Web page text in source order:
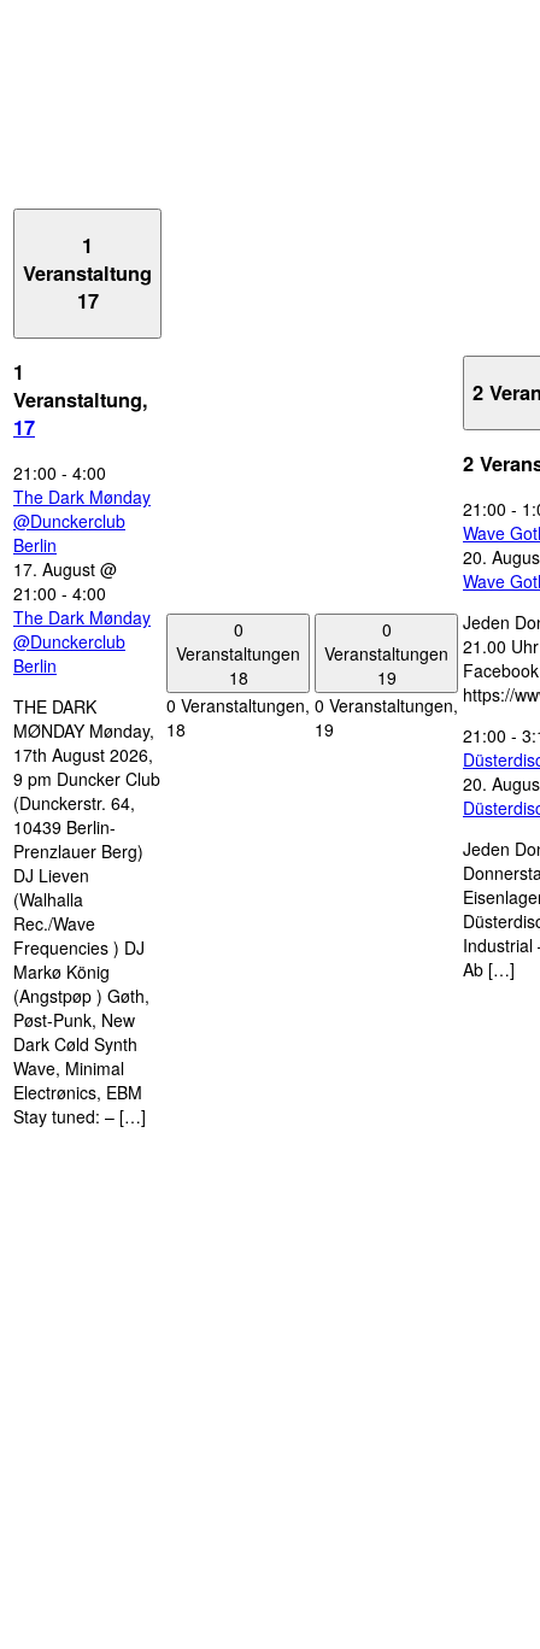
1
Veranstaltung
17
1
Veranstaltung,
17
21:00 - 4:00
The Dark Mønday
@Dunckerclub
Berlin
17. August @
21:00 - 4:00
The Dark Mønday
@Dunckerclub
Berlin
THE DARK
MØNDAY Mønday,
17th August 2026,
9 pm Duncker Club
(Dunckerstr. 64,
10439 Berlin-
Prenzlauer Berg)
DJ Lieven
(Walhalla
Rec./Wave
Frequencies ) DJ
Markø König
(Angstpøp ) Gøth,
Pøst-Punk, New
Dark Cøld Synth
Wave, Minimal
Electrønics, EBM
Stay tuned: – […]
0
Veranstaltungen
18
0 Veranstaltungen,
18
0
Veranstaltungen
19
0 Veranstaltungen,
19
2
2
21:00 -
Wave
20.
Wave
Jeden
21.00
https://
21:00 -
20.
Jeden
Industrial
Ab […]